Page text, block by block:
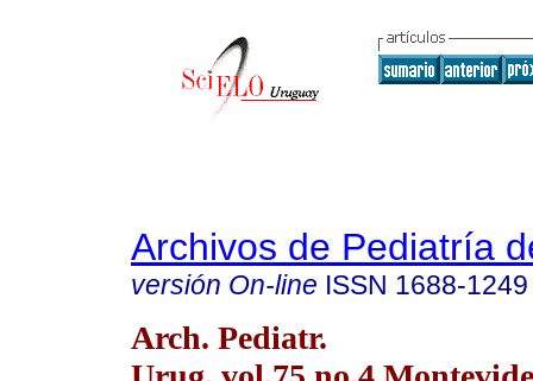
Archivos de Pediatría
versión On-line ISSN 1688-1249
Arch. Pediatr.